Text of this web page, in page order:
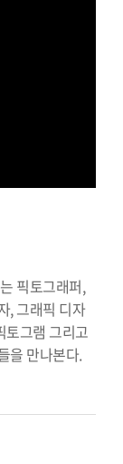
픽토그래퍼,
, 그래픽 디자
토그램 그리고
을 만나본다.